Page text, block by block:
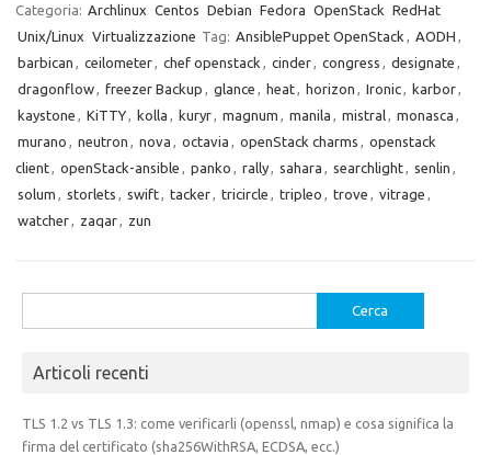
Categoria: Archlinux Centos Debian Fedora OpenStack RedHat
Unix/Linux Virtualizzazione Tag: AnsiblePuppet OpenStack , AODH ,
barbican , ceilometer, chef openstack , cinder, congress , designate ,
dragonflow, freezer Backup , glance , heat, horizon , Ironic, karbor,
kaystone , KiTTY, kolla , kuryr, magnum , manila , mistral, monasca ,
murano , neutron , nova , octavia , openStack charms , openstack
client, openStack-ansible , panko , rally, sahara , searchlight, senlin ,
solum , storlets , swift, tacker, tricircle , tripleo , trove , vitrage ,
watcher, zaqar, zun
per:
Articoli recenti
TLS 1.2 vs TLS 1.3: come verificarli (openssl, nmap) e cosa significa la
firma del certificato (sha256WithRSA, ECDSA, ecc.)